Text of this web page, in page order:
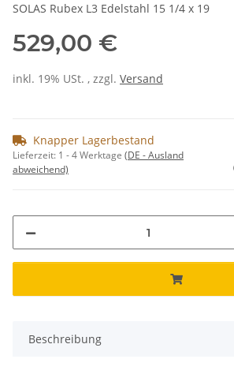
SOLAS Rubex L3 Edelstahl 15 1/4 x 19
529,00 €
inkl. 19% USt. , zzgl. Versand
Knapper Lagerbestand
Lieferzeit: 1 - 4 Werktage (DE - Ausland
abweichend)
Beschreibung